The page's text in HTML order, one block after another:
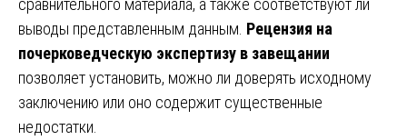
сравнительного материала, а также соответствуют ли
выводы представленным данным. Рецензия на
почерковедческую экспертизу в завещании
позволяет установить, можно ли доверять исходному
заключению или оно содержит существенные
недостатки.